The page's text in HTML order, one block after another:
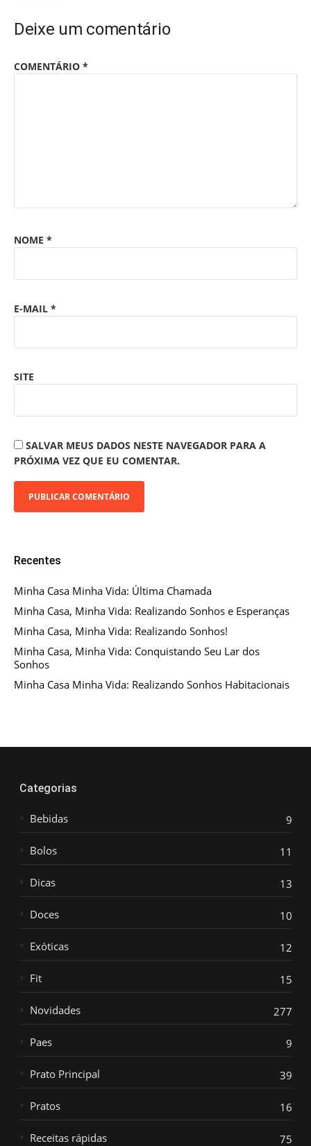
Deixe um comentário
COMENTÁRIO *
NOME *
E-MAIL *
SITE
SALVAR MEUS DADOS NESTE NAVEGADOR PARA A
PRÓXIMA VEZ QUE EU COMENTAR.
Recentes
Minha Casa Minha Vida: Última Chamada
Minha Casa, Minha Vida: Realizando Sonhos e Esperanças
Minha Casa, Minha Vida: Realizando Sonhos!
Minha Casa, Minha Vida: Conquistando Seu Lar dos
Sonhos
Minha Casa Minha Vida: Realizando Sonhos Habitacionais
Categorias
Bebidas 9
Bolos 11
Dicas 13
Doces 10
Exóticas 12
Fit 15
Novidades 277
Paes 9
Prato Principal 39
Pratos 16
Receitas rápidas 75